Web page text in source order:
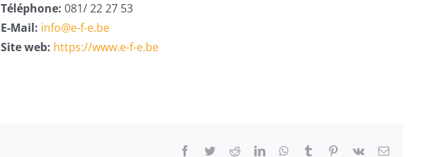
Téléphone: 081/ 22 27 53
E-Mail: info@e-f-e.be
Site web: https://www.e-f-e.be
Facebook
TwitterRedditLinkedInWhatsApp
Tumblr Pinterest
Vk Email